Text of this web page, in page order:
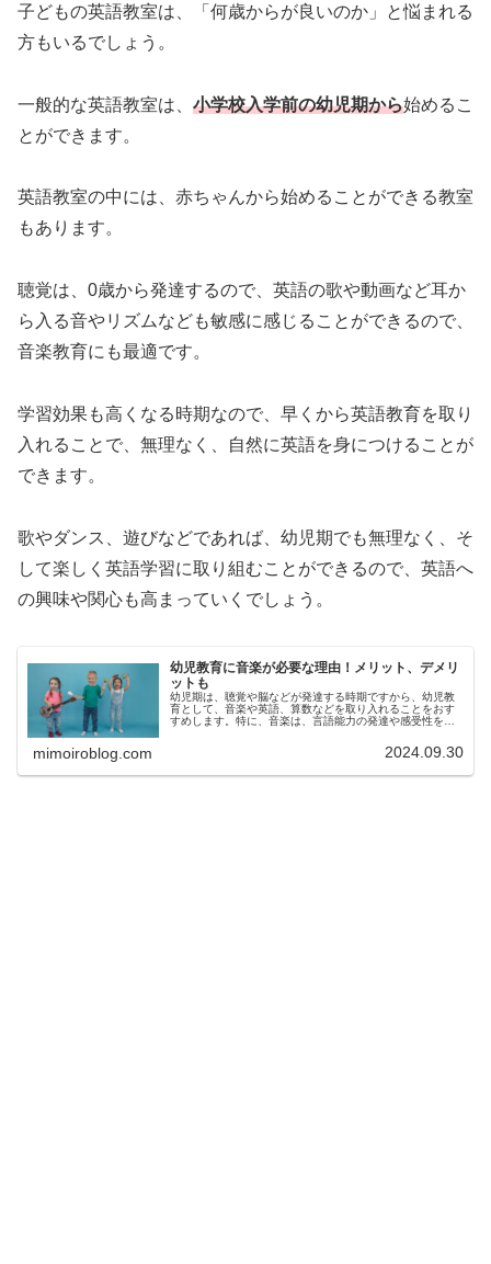
子どもの英語教室は、「何歳からが良いのか」と悩まれる
方もいるでしょう。
一般的な英語教室は、 小学校入学前の幼児期から始めるこ
とができます。
英語教室の中には、赤ちゃんから始めることができる教室
もあります。
聴覚は、0歳から発達するので、英語の歌や動画など耳か
ら入る音やリズムなども敏感に感じることができるので、
音楽教育にも最適です。
学習効果も高くなる時期なので、早くから英語教育を取り
入れることで、無理なく、自然に英語を身につけることが
できます。
歌やダンス、遊びなどであれば、幼児期でも無理なく、そ
して楽しく英語学習に取り組むことができるので、英語へ
の興味や関心も高まっていくでしょう。
幼児教育に音楽が必要な理由！メリット、デメリ
ットも
幼児期は、聴覚や脳などが発達する時期ですから、幼児教
育として、音楽や英語、算数などを取り入れることをおす
すめします。特に、音楽は、言語能力の発達や感受性を豊
mimoiroblog.com 2024.09.30